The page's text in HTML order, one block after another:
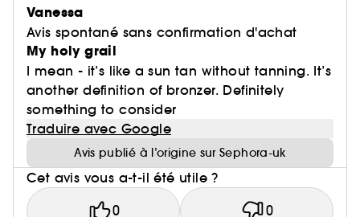
Vanessa
Avis spontané sans confirmation d'achat
My holy grail
I mean - it’s like a sun tan without tanning. It’s
another definition of bronzer. Definitely
something to consider
Traduire avec Google
Avis publié à l’origine sur Sephora-uk
Cet avis vous a-t-il été utile ?
0 0